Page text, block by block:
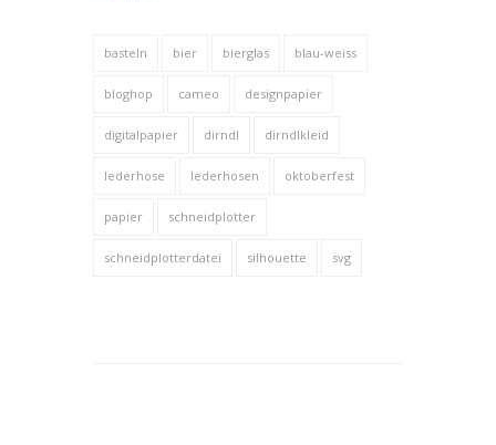
basteln bier bierglas blau-weiss
bloghop cameo designpapier
digitalpapier dirndl dirndlkleid
lederhose lederhosen oktoberfest
papier schneidplotter
schneidplotterdatei silhouette svg